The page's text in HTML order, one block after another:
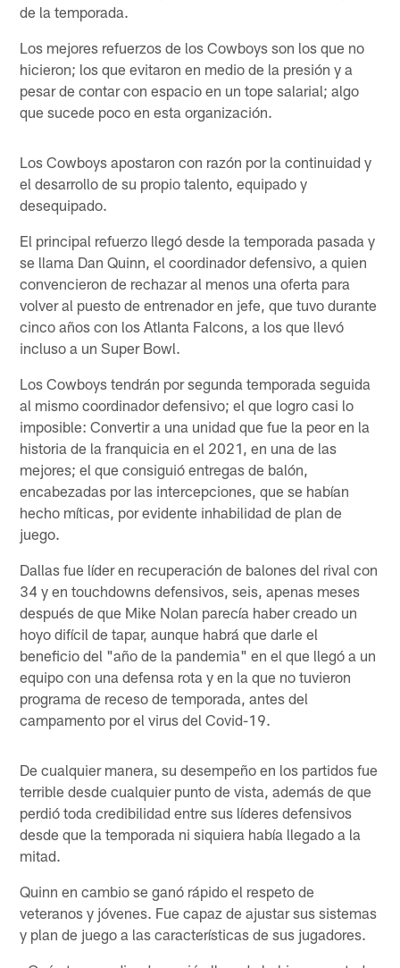
de la temporada.
Los mejores refuerzos de los Cowboys son los que no
hicieron; los que evitaron en medio de la presión y a
pesar de contar con espacio en un tope salarial; algo
que sucede poco en esta organización.
Los Cowboys apostaron con razón por la continuidad y
el desarrollo de su propio talento, equipado y
desequipado.
El principal refuerzo llegó desde la temporada pasada y
se llama Dan Quinn, el coordinador defensivo, a quien
convencieron de rechazar al menos una oferta para
volver al puesto de entrenador en jefe, que tuvo durante
cinco años con los Atlanta Falcons, a los que llevó
incluso a un Super Bowl.
Los Cowboys tendrán por segunda temporada seguida
al mismo coordinador defensivo; el que logro casi lo
imposible: Convertir a una unidad que fue la peor en la
historia de la franquicia en el 2021, en una de las
mejores; el que consiguió entregas de balón,
encabezadas por las intercepciones, que se habían
hecho míticas, por evidente inhabilidad de plan de
juego.
Dallas fue líder en recuperación de balones del rival con
34 y en touchdowns defensivos, seis, apenas meses
después de que Mike Nolan parecía haber creado un
hoyo difícil de tapar, aunque habrá que darle el
beneficio del "año de la pandemia" en el que llegó a un
equipo con una defensa rota y en la que no tuvieron
programa de receso de temporada, antes del
campamento por el virus del Covid-19.
De cualquier manera, su desempeño en los partidos fue
terrible desde cualquier punto de vista, además de que
perdió toda credibilidad entre sus líderes defensivos
desde que la temporada ni siquiera había llegado a la
mitad.
Quinn en cambio se ganó rápido el respeto de
veteranos y jóvenes. Fue capaz de ajustar sus sistemas
y plan de juego a las características de sus jugadores.